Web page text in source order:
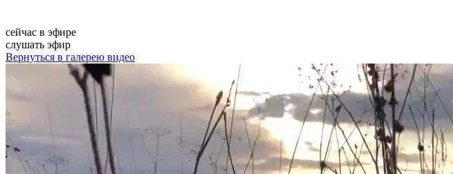
сейчас в эфире
слушать эфир
Вернуться в галерею видео